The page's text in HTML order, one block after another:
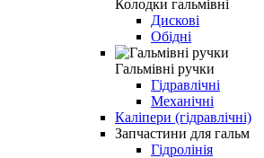
Колодки гальмівні
Дискові
Обідні
Гальмівні ручки
Гідравлічні
Механічні
Каліпери (гідравлічні)
Запчастини для гальм
Гідролінія